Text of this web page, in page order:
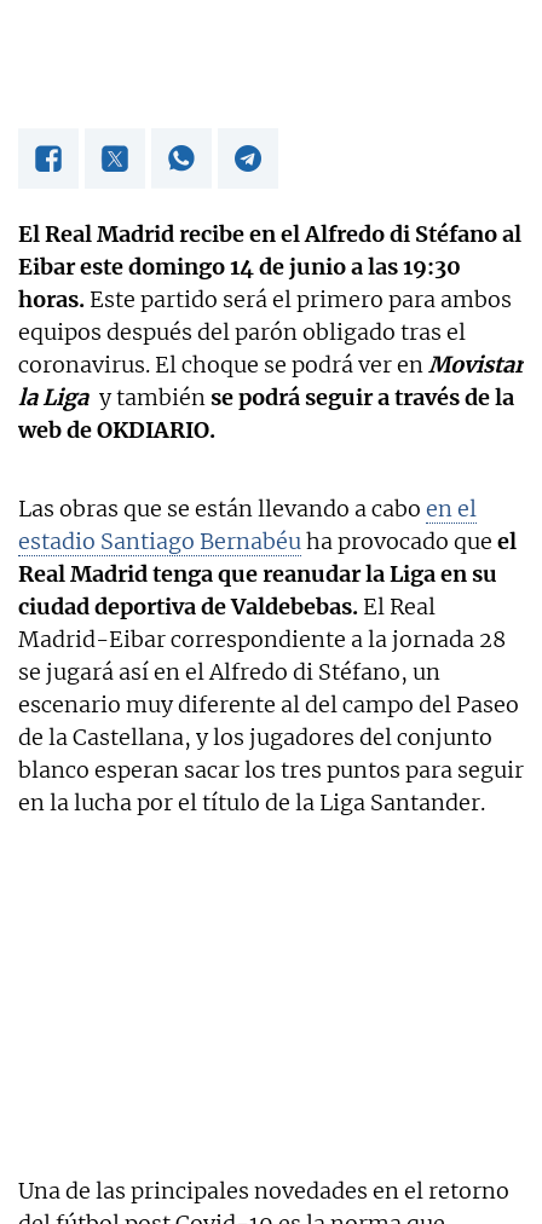
El Real Madrid recibe en el Alfredo di Stéfano al
Eibar este domingo 14 de junio a las 19:30
horas. Este partido será el primero para ambos
equipos después del parón obligado tras el
coronavirus. El choque se podrá ver enMovistar
la Liga y tambiénse podrá seguir a través de la
web de OKDIARIO.
Las obras que se están llevando a cabo en el
estadio Santiago Bernabéuha provocado que el
Real Madrid tenga que reanudar la Liga en su
ciudad deportiva de Valdebebas. El Real
Madrid-Eibar correspondiente a la jornada 28
se jugará así en el Alfredo di Stéfano, un
escenario muy diferente al del campo del Paseo
de la Castellana, y los jugadores del conjunto
blanco esperan sacar los tres puntos para seguir
en la lucha por el título de la Liga Santander.
Una de las principales novedades en el retorno